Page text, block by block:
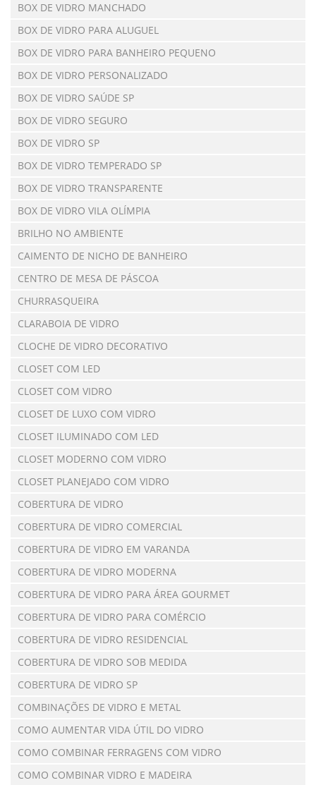
BOX DE VIDRO MANCHADO
BOX DE VIDRO PARA ALUGUEL
BOX DE VIDRO PARA BANHEIRO PEQUENO
BOX DE VIDRO PERSONALIZADO
BOX DE VIDRO SAÚDE SP
BOX DE VIDRO SEGURO
BOX DE VIDRO SP
BOX DE VIDRO TEMPERADO SP
BOX DE VIDRO TRANSPARENTE
BOX DE VIDRO VILA OLÍMPIA
BRILHO NO AMBIENTE
CAIMENTO DE NICHO DE BANHEIRO
CENTRO DE MESA DE PÁSCOA
CHURRASQUEIRA
CLARABOIA DE VIDRO
CLOCHE DE VIDRO DECORATIVO
CLOSET COM LED
CLOSET COM VIDRO
CLOSET DE LUXO COM VIDRO
CLOSET ILUMINADO COM LED
CLOSET MODERNO COM VIDRO
CLOSET PLANEJADO COM VIDRO
COBERTURA DE VIDRO
COBERTURA DE VIDRO COMERCIAL
COBERTURA DE VIDRO EM VARANDA
COBERTURA DE VIDRO MODERNA
COBERTURA DE VIDRO PARA ÁREA GOURMET
COBERTURA DE VIDRO PARA COMÉRCIO
COBERTURA DE VIDRO RESIDENCIAL
COBERTURA DE VIDRO SOB MEDIDA
COBERTURA DE VIDRO SP
COMBINAÇÕES DE VIDRO E METAL
COMO AUMENTAR VIDA ÚTIL DO VIDRO
COMO COMBINAR FERRAGENS COM VIDRO
COMO COMBINAR VIDRO E MADEIRA